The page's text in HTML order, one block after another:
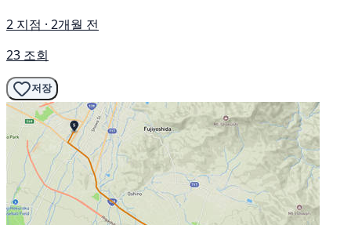
2 지점 · 2개월 전
23 조회
저장